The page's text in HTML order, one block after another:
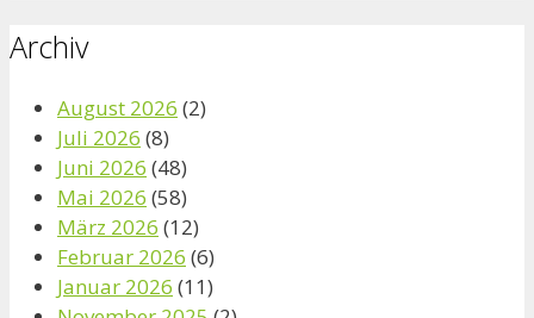
Archiv
August 2026 (2)
Juli 2026 (8)
Juni 2026 (48)
Mai 2026 (58)
März 2026 (12)
Februar 2026 (6)
Januar 2026 (11)